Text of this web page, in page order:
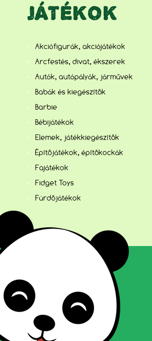
JÁTÉKOK
Akciófigurák, akciójátékok
Arcfestés, divat, ékszerek
Autók, autópályák, járművek
Babák és kiegészítők
Barbie
Bébijátékok
Elemek, játékkiegészítők
Építőjátékok, építőkockák
Fajátékok
Fidget Toys
Fürdőjátékok